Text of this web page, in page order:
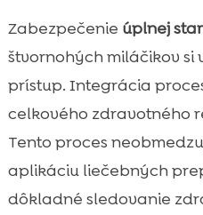
Zabezpečenie úplnej
štvornohých miláčikov si
prístup. Integrácia
celkového zdravotného
Tento proces
aplikáciu liečebných
dôkladné sledovanie